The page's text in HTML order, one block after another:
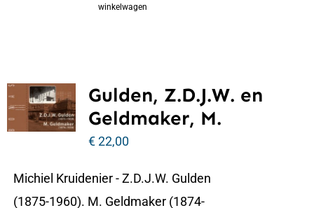
winkelwagen
Gulden, Z.D.J.W. en
Geldmaker, M.
€22,00
Michiel Kruidenier - Z.D.J.W. Gulden
(1875-1960). M. Geldmaker (1874-